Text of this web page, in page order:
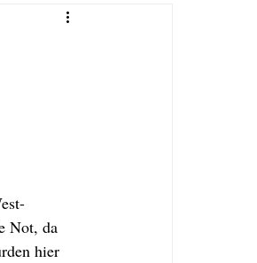
Not, da
hier